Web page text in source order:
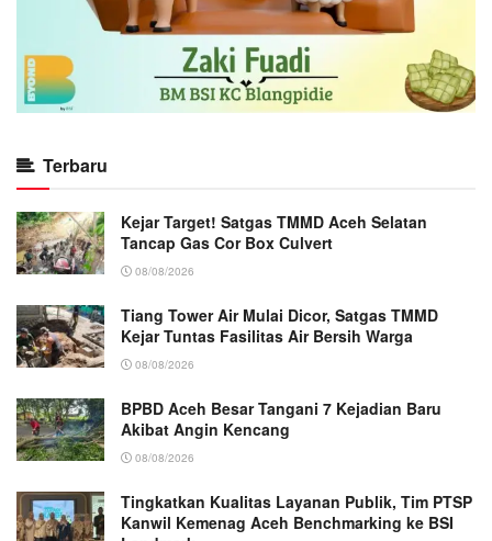
Terbaru
Kejar Target! Satgas TMMD Aceh Selatan
Tancap Gas Cor Box Culvert
08/08/2026
Tiang Tower Air Mulai Dicor, Satgas TMMD
Kejar Tuntas Fasilitas Air Bersih Warga
08/08/2026
BPBD Aceh Besar Tangani 7 Kejadian Baru
Akibat Angin Kencang
08/08/2026
Tingkatkan Kualitas Layanan Publik, Tim PTSP
Kanwil Kemenag Aceh Benchmarking ke BSI